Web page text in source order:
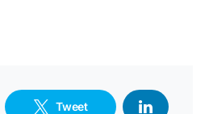
Tweet